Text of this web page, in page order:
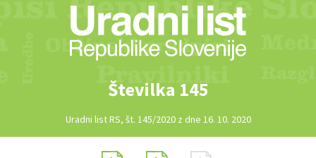
Številka 145
Uradni list RS, št. 145/2020 z dne 16. 10. 2020